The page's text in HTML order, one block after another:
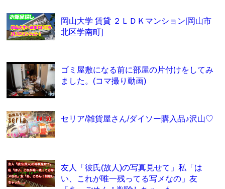
岡山大学 賃貸 ２ＬＤＫマンション[岡山市
北区学南町]
ゴミ屋敷になる前に部屋の片付けをしてみ
ました。(コマ撮り動画)
セリア/雑貨屋さん/ダイソー購入品♪沢山♡
友人「彼氏(故人)の写真見せて」私「は
い、これが唯一残ってる写メなの」友